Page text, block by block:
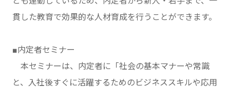
貫した教育で効果的な人材育成を行うことができます。
■内定者セミナー
本セミナーは、内定者に「社会の基本マナーや常識
と、入社後すぐに活躍するためのビジネススキルや応用